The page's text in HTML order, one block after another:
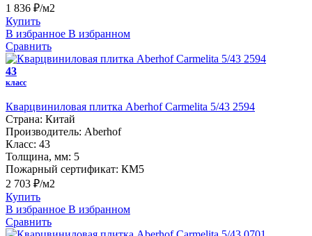
1 836 ₽/м2
Купить
В избранное В избранном
Сравнить
43
класс
Кварцвиниловая плитка Aberhof Carmelita 5/43 2594
Страна: Китай
Производитель: Aberhof
Класс: 43
Толщина, мм: 5
Пожарный сертификат: КМ5
2 703 ₽/м2
Купить
В избранное В избранном
Сравнить